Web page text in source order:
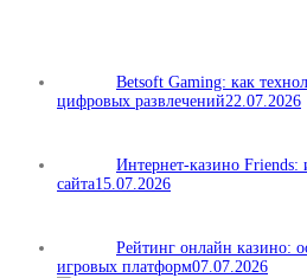
Betsoft Gaming: как
цифровых развлечений22.07.2026
Интернет-казино Friends:
сайта15.07.2026
Рейтинг онлайн казино:
игровых платформ07.07.2026